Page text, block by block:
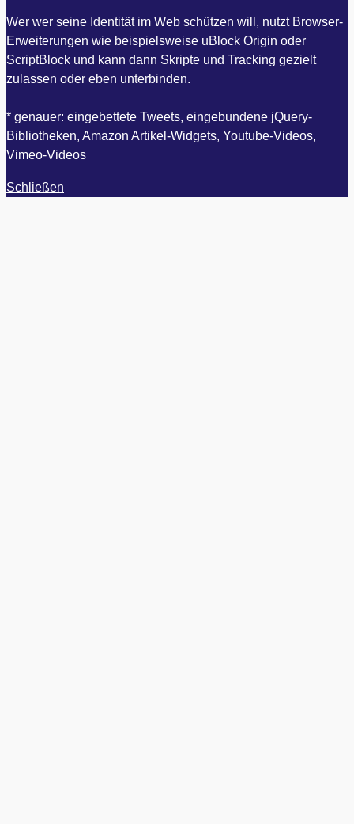
Wer wer seine Identität im Web schützen will, nutzt Browser-
Erweiterungen wie beispielsweise uBlock Origin oder
ScriptBlock und kann dann Skripte und Tracking gezielt
zulassen oder eben unterbinden.
* genauer: eingebettete Tweets, eingebundene jQuery-
Bibliotheken, Amazon Artikel-Widgets, Youtube-Videos,
Vimeo-Videos
Schließen